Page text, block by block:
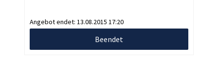
Angebot endet: 13.08.2015 17:20
Beendet